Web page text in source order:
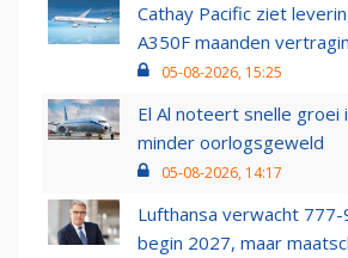
Cathay Pacific ziet
A350F maanden
05-08-2026, 15:25
El Al noteert snelle groei
minder oorlogsgeweld
05-08-2026, 14:17
Lufthansa verwacht 777-
begin 2027, maar